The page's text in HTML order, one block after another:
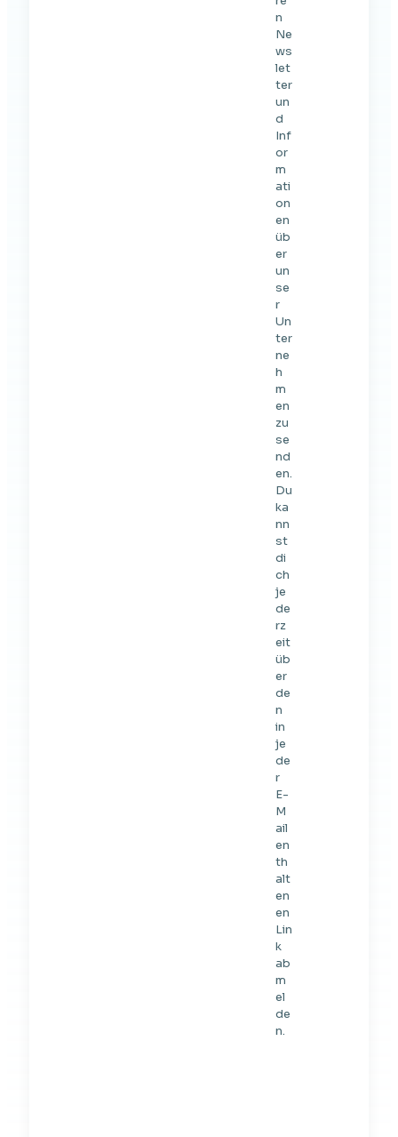
n
Ne
ws
let
ter
un
d
Inf
or
m
ati
on
en
üb
er
un
se
r
Un
ter
ne
h
m
en
zu
se
nd
en.
Du
ka
nn
st
di
ch
je
de
rz
eit
üb
er
de
n
in
je
de
r
E-
M
ail
en
th
alt
en
en
Lin
k
ab
m
el
de
n.